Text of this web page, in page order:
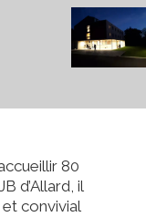
80
d’Allard, il
convivial